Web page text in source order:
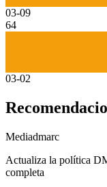
03-09
64
03-02
Mediadmarc
Actualiza la política
completa